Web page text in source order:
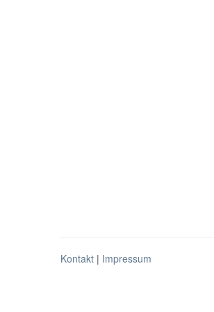
Kontakt | Impressum